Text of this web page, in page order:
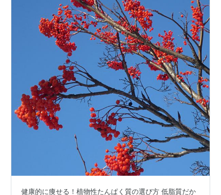
健康的に痩せる！植物性たんぱく質の選び方 低脂質だか